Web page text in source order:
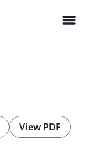
menu
View PDF